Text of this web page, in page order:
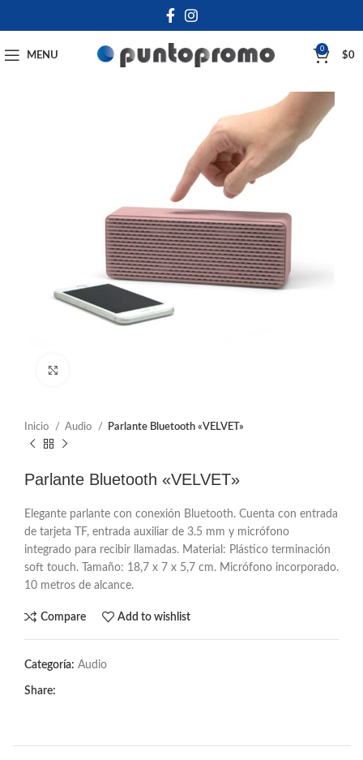
MENU
0
$0
Inicio Audio Parlante Bluetooth «VELVET»
Parlante Bluetooth «VELVET»
Elegante parlante con conexión Bluetooth. Cuenta con entrada
de tarjeta TF, entrada auxiliar de 3.5 mm y micrófono
integrado para recibir llamadas. Material: Plástico terminación
soft touch. Tamaño: 18,7 x 7 x 5,7 cm. Micrófono incorporado.
10 metros de alcance.
Compare Add to wishlist
Categoría: Audio
Share: